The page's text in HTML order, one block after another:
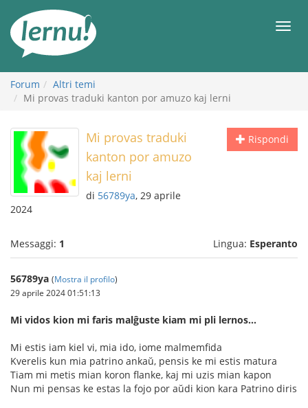
all’indice
Forum
Altri temi
Mi provas traduki kanton por amuzo kaj lerni
Rispondi
Mi provas traduki
kanton por amuzo
kaj lerni
di 56789ya, 29 aprile
2024
Messaggi: 1 Lingua: Esperanto
56789ya (Mostra il profilo)
29 aprile 2024 01:51:13
Mi vidos kion mi faris malĝuste kiam mi pli lernos...
Mi estis iam kiel vi, mia ido, iome malmemfida
Kverelis kun mia patrino ankaŭ, pensis ke mi estis matura
Tiam mi metis mian koron flanke, kaj mi uzis mian kapon
Nun mi pensas ke estas la fojo por aŭdi kion kara Patrino diris